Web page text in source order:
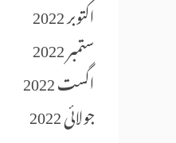
اکتوبر 2022
ستمبر 2022
اگست 2022
جولائی 2022